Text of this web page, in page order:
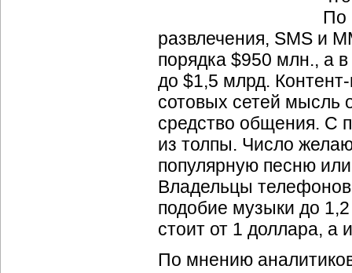
По
развлечения, SMS и
порядка $950 млн., а
до $1,5 млрд.
сотовых сетей мысль
средство общения. С
из толпы. Число
популярную песню
Владельцы
подобие музыки до
стоит от 1 доллара, а
По мнению